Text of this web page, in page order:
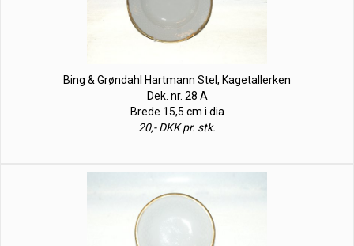
Bing & Grøndahl Hartmann Stel, Kagetallerken
Dek. nr. 28 A
Brede 15,5 cm i dia
20,- DKK pr. stk.